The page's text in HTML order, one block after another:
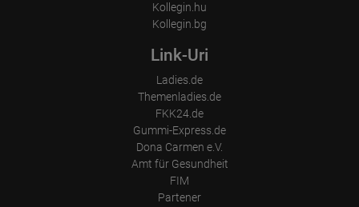
Kollegin.hu
Kollegin.bg
Link-Uri
Ladies.de
Themenladies.de
FKK24.de
Gummi-Express.de
Dona Carmen e.V.
Amt für Gesundheit
FIM
Partener